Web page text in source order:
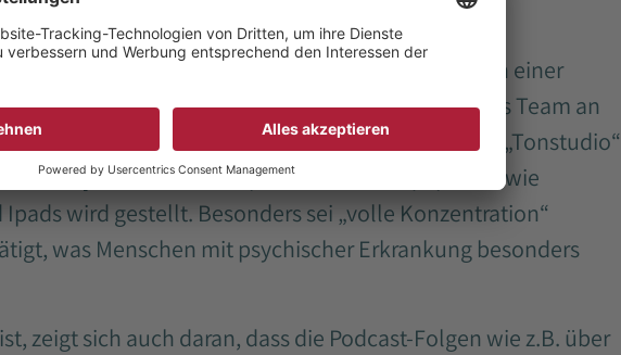
von Podcast-Episoden brauchen neben einer
vor allem Raum und Zeit. Monatlich trifft sich das Team an
Vormittag, um eine neue Folge zu erstellen. Ein „Tonstudio“
jedes Mal neu improvisiert. Das Equipment wie
wird gestellt. Besonders sei „volle Konzentration“
was Menschen mit psychischer Erkrankung besonders
zeigt sich auch daran, dass die Podcast-Folgen wie z.B. über